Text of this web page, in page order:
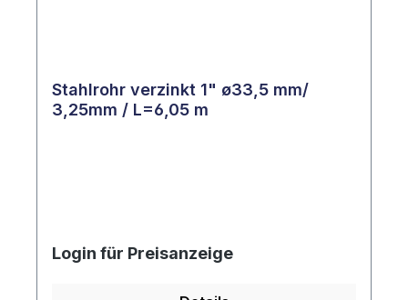
Stahlrohr verzinkt 1" ø33,5 mm/
3,25mm / L=6,05 m
Login für Preisanzeige